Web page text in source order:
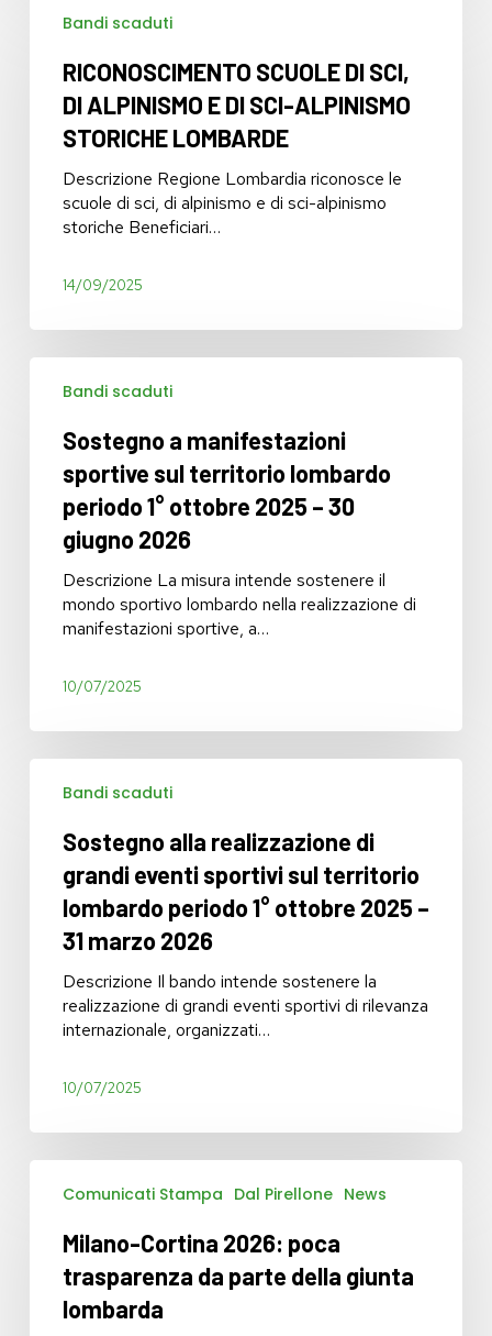
SCUOLE
ALPINISMO
ALPINISMO
Bandi scaduti
RICONOSCIMENTO SCUOLE DI SCI,
DI ALPINISMO E DI SCI-ALPINISMO
STORICHE LOMBARDE
Descrizione Regione Lombardia riconosce le
scuole di sci, di alpinismo e di sci-alpinismo
storiche Beneficiari…
14/09/2025
sportive
territorio
lombardo
periodo
ottobre
2025
giugno
Bandi scaduti
Sostegno a manifestazioni
sportive sul territorio lombardo
periodo 1° ottobre 2025 – 30
giugno 2026
Descrizione La misura intende sostenere il
mondo sportivo lombardo nella realizzazione di
manifestazioni sportive, a…
10/07/2025
grandi
eventi
sportivi
lombardo
periodo
2025
31
marzo
Bandi scaduti
Sostegno alla realizzazione di
grandi eventi sportivi sul territorio
lombardo periodo 1° ottobre 2025 –
31 marzo 2026
Descrizione Il bando intende sostenere la
realizzazione di grandi eventi sportivi di rilevanza
internazionale, organizzati…
10/07/2025
Cortina
trasparenza
parte
Comunicati Stampa Dal Pirellone News
Milano-Cortina 2026: poca
trasparenza da parte della giunta
lombarda